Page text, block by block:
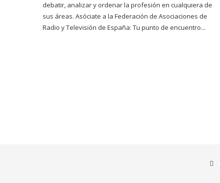
debatir, analizar y ordenar la profesión en cualquiera de
sus áreas. Asóciate a la Federación de Asociaciones de
Radio y Televisión de España: Tu punto de encuentro...